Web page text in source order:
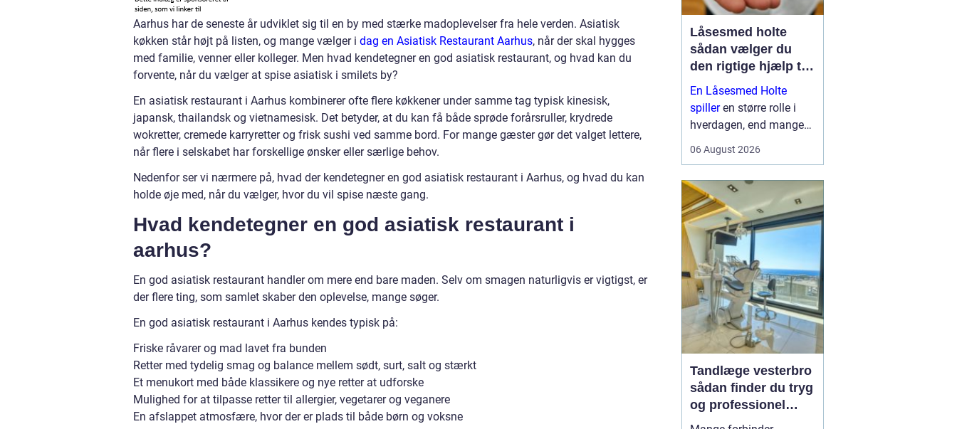
Aarhus har de seneste år udviklet sig til en by med stærke madoplevelser fra hele verden. Asiatisk
køkken står højt på listen, og mange vælger i dag en Asiatisk Restaurant Aarhus, når der skal hygges
med familie, venner eller kolleger. Men hvad kendetegner en god asiatisk restaurant, og hvad kan du
forvente, når du vælger at spise asiatisk i smilets by?
En asiatisk restaurant i Aarhus kombinerer ofte flere køkkener under samme tag typisk kinesisk,
japansk, thailandsk og vietnamesisk. Det betyder, at du kan få både sprøde forårsruller, krydrede
wokretter, cremede karryretter og frisk sushi ved samme bord. For mange gæster gør det valget lettere,
når flere i selskabet har forskellige ønsker eller særlige behov.
Nedenfor ser vi nærmere på, hvad der kendetegner en god asiatisk restaurant i Aarhus, og hvad du kan
holde øje med, når du vælger, hvor du vil spise næste gang.
Hvad kendetegner en god asiatisk restaurant i
aarhus?
En god asiatisk restaurant handler om mere end bare maden. Selv om smagen naturligvis er vigtigst, er
der flere ting, som samlet skaber den oplevelse, mange søger.
En god asiatisk restaurant i Aarhus kendes typisk på:
Friske råvarer og mad lavet fra bunden
Retter med tydelig smag og balance mellem sødt, surt, salt og stærkt
Et menukort med både klassikere og nye retter at udforske
Mulighed for at tilpasse retter til allergier, vegetarer og veganere
En afslappet atmosfære, hvor der er plads til både børn og voksne
Låsesmed holte
sådan vælger du
den rigtige hjælp til
sikkerhed i
hverdagen
En Låsesmed Holte
spilleren større rolle i
hverdagen, end mange
nøglen knækker i låsen,
der skal opgraderes til
mere moderne
sikkerhedsløsnin...
06 August 2026
Tandlæge vesterbro
sådan finder du tryg
og professionel
tandpleje